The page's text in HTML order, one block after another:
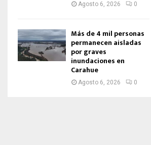
Agosto 6, 2026 0
Más de 4 mil personas
permanecen aisladas
por graves
inundaciones en
Carahue
Agosto 6, 2026 0